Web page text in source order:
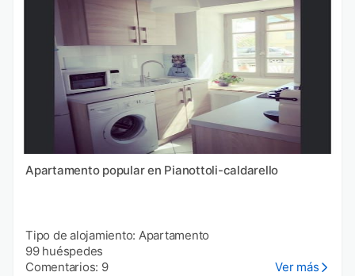
Apartamento popular en Pianottoli-caldarello
Tipo de alojamiento: Apartamento
99 huéspedes
Comentarios: 9
Ver más